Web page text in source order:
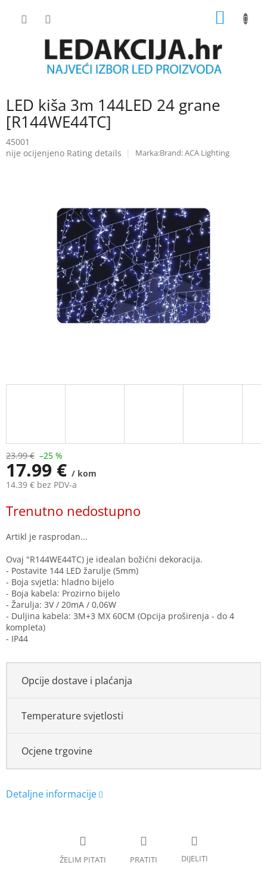
LED kiša 3m 144LED 24 grane
[R144WE44TC]
45001
The
nije ocijenjeno Rating details Brand:ACA Lighting
23.99 € –25 %
17.99 € / kom
14.39 € bez PDV-a
price:
Trenutno nedostupno
Ovaj "R144WE44TC) je idealan božićni dekoracija.
- Postavite 144 LED žarulje (5mm)
- Boja svjetla: hladno bijelo
- Boja kabela: Prozirno bijelo
- Žarulja: 3V / 20mA / 0,06W
- Duljina kabela: 3M+3 MX 60CM (Opcija proširenja - do 4
kompleta)
- IP44
Opcije dostave i plaćanja
Temperature svjetlosti
Ocjene trgovine